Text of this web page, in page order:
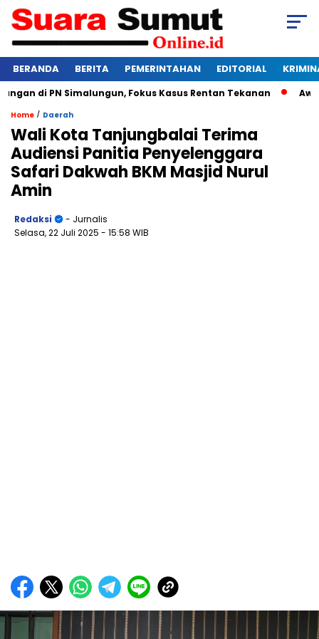
BERANDA BERITA PEMERINTAHAN EDITORIAL
di PN Simalungun, Fokus Kasus Rentan Tekanan Awas
Home / Daerah
Wali Kota Tanjungbalai Terima
Audiensi Panitia Penyelenggara
Safari Dakwah BKM Masjid Nurul
Amin
Redaksi
- Jurnalis
Selasa, 22 Juli 2025 - 15:58 WIB